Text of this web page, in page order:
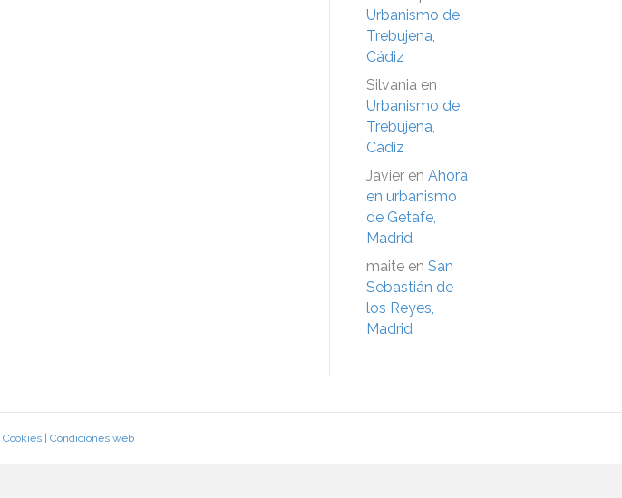
Urbanismo de
Trebujena,
Cádiz
Silvania en
Urbanismo de
Trebujena,
Cádiz
Javier en Ahora
en urbanismo
de Getafe,
Madrid
maite en San
Sebastián de
los Reyes,
Madrid
Cookies| Condiciones web